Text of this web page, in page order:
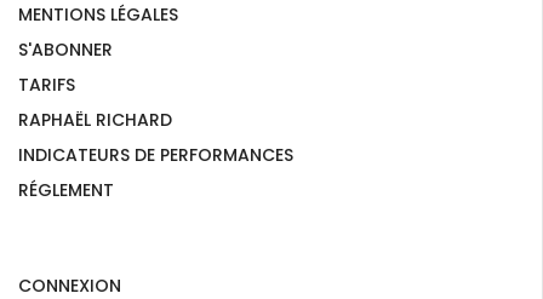
MENTIONS LÉGALES
S'ABONNER
TARIFS
RAPHAËL RICHARD
INDICATEURS DE PERFORMANCES
RÉGLEMENT
CONNEXION